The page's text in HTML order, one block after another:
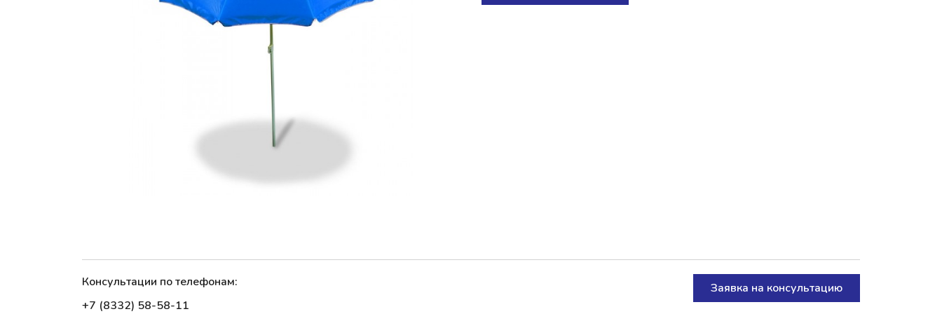
Консультации по телефонам:
+7 (8332) 58-58-11
Заявка на консультацию